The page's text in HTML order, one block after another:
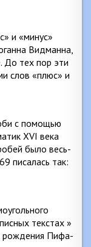
и «минус»
Видманна,
До тех пор эти
слов «плюс» и
с помощью
XVI века
было весь­
писалась так:
текстах »
рождения Пифа­